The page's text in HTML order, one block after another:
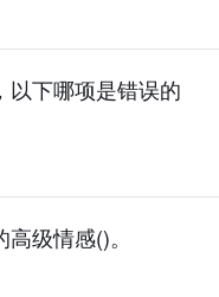
以下哪项是错误的
级情感()。